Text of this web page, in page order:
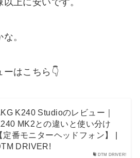
上に安いです。
。
はこちら👇
DTM DRIVER!
K240 Studioのレビュー｜
MK2との違いと使い分け
定番モニターヘッドフォン】 |
DRIVER!